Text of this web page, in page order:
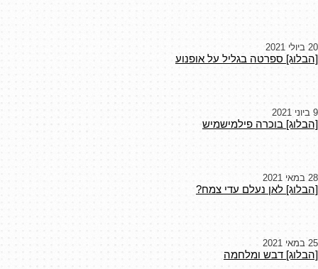
20 ביולי 2021
[הבלוג] ספרטה בגליל על אופנוע
9 ביוני 2021
[הבלוג] בוכרה פילמישמיש
28 במאי 2021
[הבלוג] לאן נעלם עדי צמח?
25 במאי 2021
[הבלוג] דבש ומלחמה